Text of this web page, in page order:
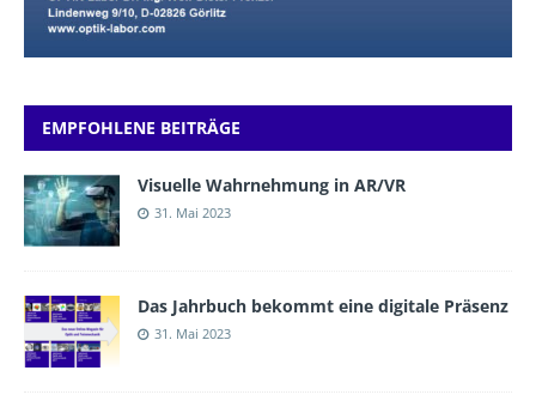
EMPFOHLENE BEITRÄGE
Visuelle Wahrnehmung in AR/VR
31. Mai 2023
Das Jahrbuch bekommt eine digitale Präsenz
31. Mai 2023